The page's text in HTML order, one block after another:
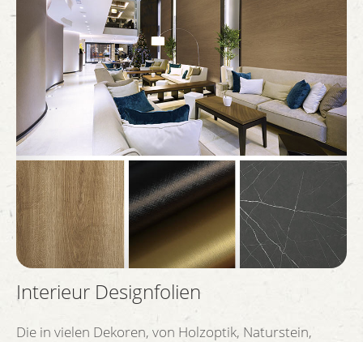
Interieur Designfolien
Die in vielen Dekoren, von Holzoptik, Naturstein,